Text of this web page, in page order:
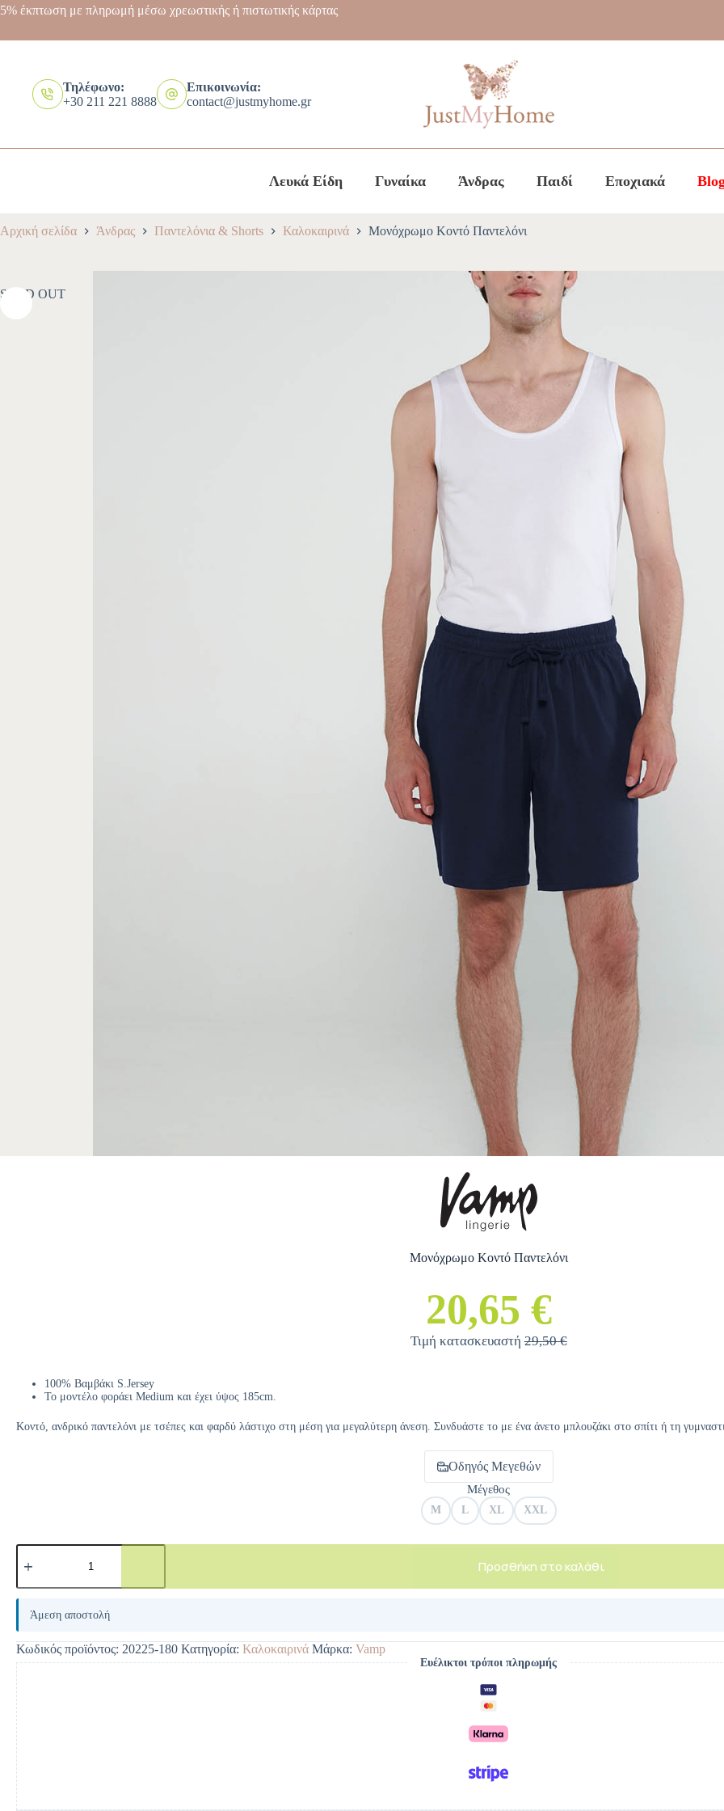
5% έκπτωση με πληρωμή μέσω χρεωστικής ή πιστωτικής κάρτας
Τηλέφωνο:
+30 211 221 8888
Επικοινωνία:
contact@justmyhome.gr
Λευκά Είδη Γυναίκα Άνδρας Παιδί Εποχιακά
Αρχική σελίδα Άνδρας Παντελόνια & Shorts Καλοκαιρινά Μονόχρωμο Κοντό Παντελόνι
SOLD OUT
Μονόχρωμο Κοντό Παντελόνι
20,65 €
Τιμή κατασκευαστή29,50 €
100% Βαμβάκι S.Jersey
Το μοντέλο φοράει Medium και έχει ύψος 185cm.
Κοντό, ανδρικό παντελόνι με τσέπες και φαρδύ λάστιχο στη μέση για μεγαλύτερη άνεση. Συνδυάστε το με ένα άνετο μπλουζάκι στο σπίτι ή τη
Οδηγός Μεγεθών
Μέγεθος
M L XL XXL
Προσθήκη στο καλάθι
A
e
r
n
a
t
i
v
e
:
Άμεση αποστολή
Κωδικός προϊόντος: 20225-180 Κατηγορία: Καλοκαιρινά Μάρκα: Vamp
Ευέλικτοι τρόποι πληρωμής